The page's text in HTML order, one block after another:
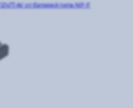
7.4V от батарей типа NP-F